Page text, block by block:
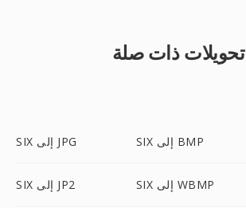
تحويلات ذات صلة
SIX إلى JPG SIX إلى BMP
SIX إلى JP2 SIX إلى WBMP